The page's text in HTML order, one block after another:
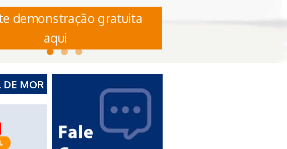
demonstração gratuita
aqui
DE MOR